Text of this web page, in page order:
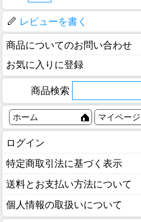
レビューを書く
商品についてのお問い合わせ
お気に入りに登録
商品検索
ホーム マイページ
ログイン
特定商取引法に基づく表示
送料とお支払い方法について
個人情報の取扱いについて